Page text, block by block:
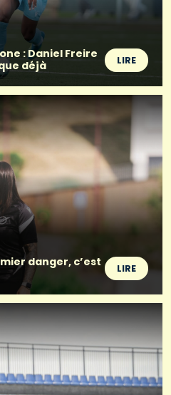
: Daniel Freire
déjà
LIRE
danger, c’est
LIRE